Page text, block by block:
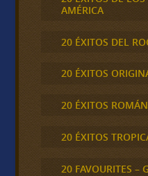
AMÉRICA
20 ÉXITOS DEL
20 ÉXITOS
20 ÉXITOS
20 ÉXITOS
20 FAVOURITES –